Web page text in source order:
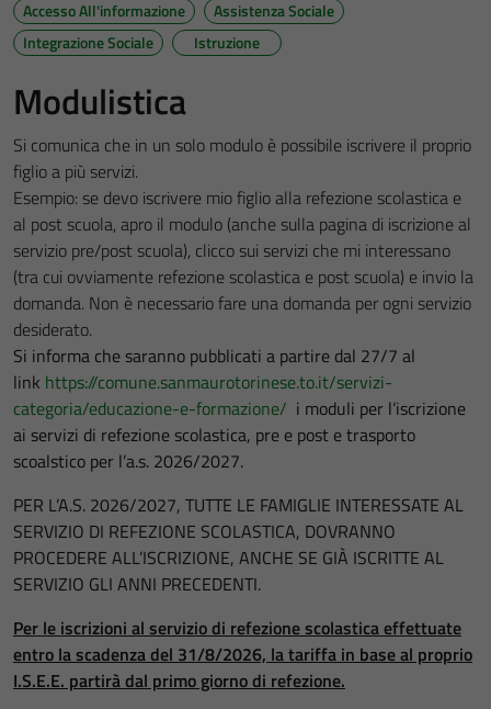
Accesso All'informazione
Assistenza Sociale
Integrazione Sociale
Istruzione
Modulistica
Si comunica che in un solo modulo è possibile iscrivere il proprio
figlio a più servizi.
Esempio: se devo iscrivere mio figlio alla refezione scolastica e
al post scuola, apro il modulo (anche sulla pagina di iscrizione al
servizio pre/post scuola), clicco sui servizi che mi interessano
(tra cui ovviamente refezione scolastica e post scuola) e invio la
domanda. Non è necessario fare una domanda per ogni servizio
desiderato.
Si informa che saranno pubblicati a partire dal 27/7 al
link https://comune.sanmaurotorinese.to.it/servizi-
categoria/educazione-e-formazione/ i moduli per l’iscrizione
ai servizi di refezione scolastica, pre e post e trasporto
scoalstico per l’a.s. 2026/2027.
PER L’A.S. 2026/2027, TUTTE LE FAMIGLIE INTERESSATE AL
SERVIZIO DI REFEZIONE SCOLASTICA, DOVRANNO
PROCEDERE ALL’ISCRIZIONE, ANCHE SE GIÀ ISCRITTE AL
SERVIZIO GLI ANNI PRECEDENTI.
Per le iscrizioni al servizio di refezione scolastica effettuate
entro la scadenza del 31/8/2026, la tariffa in base al proprio
I.S.E.E. partirà dal primo giorno di refezione.